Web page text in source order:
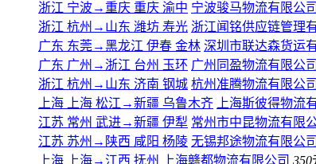
浙江 宁波→ 重庆 重庆 渝中 宁波骏马物流有限公司
浙江 杭州 → 山东 潍坊 寿光 浙江闻铭供应链管理
广东 东莞 →黑龙江 伊春 金林 深圳市联达森货运
广东 广州 → 浙江 台州 玉环 广州同盈物流有限公司
浙江 杭州 → 山东 济南 钢城 杭州准腾物流有限公司
上海 上海 松江 →新疆 乌鲁木齐 上海斯彼得物流
江苏 常州 武进→新疆 伊犁 常州市中昆物流有限
江苏 苏州 → 陕西 咸阳 杨陵 无锡邦途物流有限公
上海 上海→ 江西 抚州 上海赣都物流有限公司 350